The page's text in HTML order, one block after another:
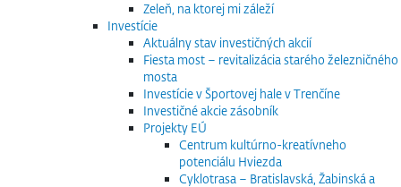
Zeleň, na ktorej mi záleží
Investície
Aktuálny stav investičných akcií
Fiesta most – revitalizácia starého železničného
mosta
Investície v Športovej hale v Trenčíne
Investičné akcie zásobník
Projekty EÚ
Centrum kultúrno-kreatívneho
potenciálu Hviezda
Cyklotrasa – Bratislavská, Žabinská a